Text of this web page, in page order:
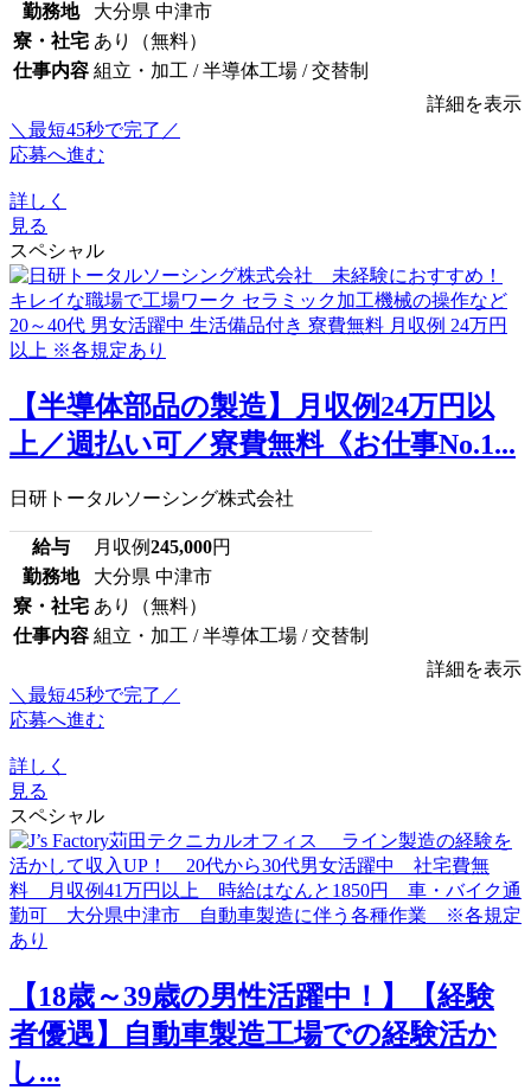
勤務地
大分県 中津市
寮・社宅 あり（無料）
仕事内容 組立・加工 / 半導体工場 / 交替制
詳細を表示
＼最短45秒で完了／
応募へ進む
詳しく
見る
スペシャル
【半導体部品の製造】月収例24万円以
上／週払い可／寮費無料《お仕事No.1...
日研トータルソーシング株式会社
給与 月収例245,000円
勤務地
大分県 中津市
寮・社宅 あり（無料）
仕事内容 組立・加工 / 半導体工場 / 交替制
詳細を表示
＼最短45秒で完了／
応募へ進む
詳しく
見る
スペシャル
【18歳～39歳の男性活躍中！】【経験
者優遇】自動車製造工場での経験活か
し...